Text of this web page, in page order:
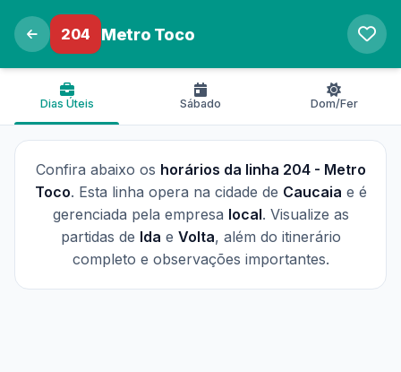
204 Metro Toco
Dias Úteis Sábado Dom/Fer
Confira abaixo os horários da linha 204 - Metro
Toco. Esta linha opera na cidade de Caucaia e é
gerenciada pela empresa local. Visualize as
partidas de Ida e Volta, além do itinerário
completo e observações importantes.